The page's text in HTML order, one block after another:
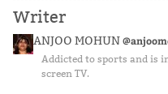
Writer
ANJOO MOHUN
Addicted to sports and is
screen TV.